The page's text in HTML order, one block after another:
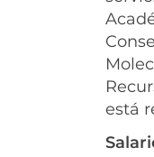
está